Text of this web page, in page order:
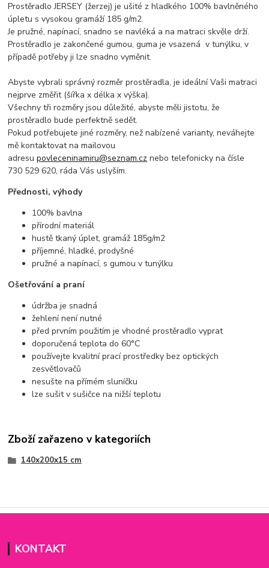
Prostěradlo JERSEY (žerzej) je ušité z hladkého 100% bavlněného
úpletu s vysokou gramáží 185 g/m2.
Je pružné, napínací, snadno se navléká a na matraci skvěle drží.
Prostěradlo je zakončené gumou, guma je vsazená v tunýlku, v
případě potřeby ji lze snadno vyměnit.
Abyste vybrali správný rozměr prostěradla, je ideální Vaši matraci
nejprve změřit (šířka x délka x výška).
Všechny tři rozměry jsou důležité, abyste měli jistotu, že
prostěradlo bude perfektně sedět.
Pokud potřebujete jiné rozměry, než nabízené varianty, neváhejte
mě kontaktovat na mailovou
adresupovleceninamiru@seznam.cz nebo telefonicky na čísle
730 529 620, ráda Vás uslyším.
Přednosti, výhody
100% bavlna
přírodní materiál
hustě tkaný úplet, gramáž 185g/m2
příjemné, hladké, prodyšné
pružné a napínací, s gumou v tunýlku
Ošetřování a praní
údržba je snadná
žehlení není nutné
před prvním použitím je vhodné prostěradlo vyprat
doporučená teplota do 60°C
používejte kvalitní prací prostředky bez optických
zesvětlovačů
nesušte na přímém sluníčku
lze sušit v sušičce na nižší teplotu
Zboží zařazeno v kategoriích
140x200x15 cm
KONTAKT